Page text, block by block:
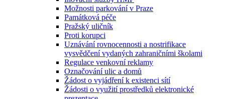
Možnosti parkování v Praze
Památková péče
Pražský uličník
Proti korupci
Uznávání rovnocennosti a nostrifikace
vysvědčení vydaných zahraničními školami
Regulace venkovní reklamy
Označování ulic a domů
Žádost o vyjádření k existenci sítí
Žádosti o využití prostředků elektronické